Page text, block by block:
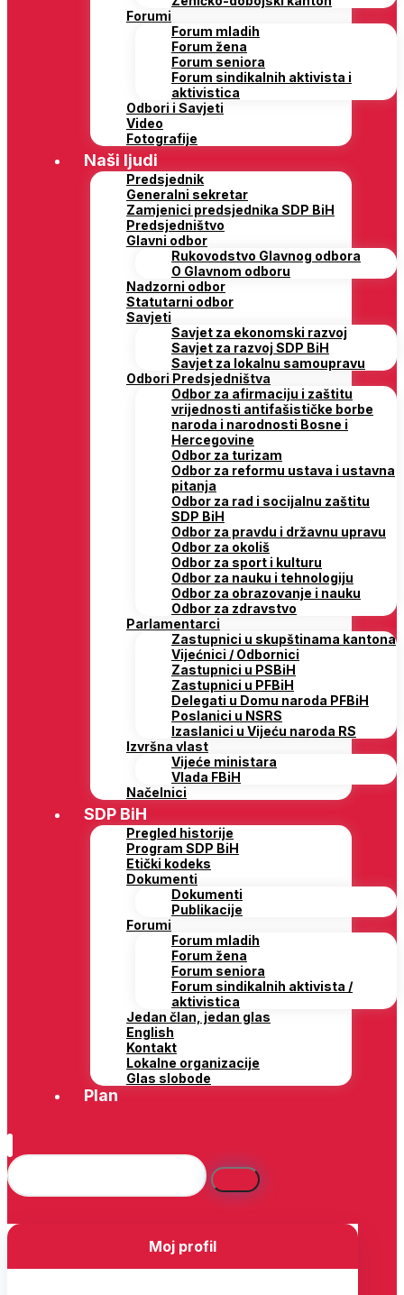
Forumi
Forum mladih
Forum žena
Forum seniora
Forum sindikalnih aktivista i
aktivistica
Odbori i Savjeti
Video
Fotografije
Naši ljudi
Predsjednik
Generalni sekretar
Zamjenici predsjednika SDP BiH
Predsjedništvo
Glavni odbor
Rukovodstvo Glavnog odbora
O Glavnom odboru
Nadzorni odbor
Statutarni odbor
Savjeti
Savjet za ekonomski razvoj
Savjet za razvoj SDP BiH
Savjet za lokalnu samoupravu
Odbori Predsjedništva
Odbor za afirmaciju i zaštitu
vrijednosti antifašističke borbe
naroda i narodnosti Bosne i
Hercegovine
Odbor za turizam
Odbor za reformu ustava i ustavna
pitanja
Odbor za rad i socijalnu zaštitu
SDP BiH
Odbor za pravdu i državnu upravu
Odbor za okoliš
Odbor za sport i kulturu
Odbor za nauku i tehnologiju
Odbor za obrazovanje i nauku
Odbor za zdravstvo
Parlamentarci
Zastupnici u skupštinama kantona
Vijećnici / Odbornici
Zastupnici u PSBiH
Zastupnici u PFBiH
Delegati u Domu naroda PFBiH
Poslanici u NSRS
Izaslanici u Vijeću naroda RS
Izvršna vlast
Vijeće ministara
Vlada FBiH
Načelnici
SDP BiH
Pregled historije
Program SDP BiH
Etički kodeks
Dokumenti
Dokumenti
Publikacije
Forumi
Forum mladih
Forum žena
Forum seniora
Forum sindikalnih aktivista /
aktivistica
Jedan član, jedan glas
English
Kontakt
Lokalne organizacije
Glas slobode
Plan
Moj profil